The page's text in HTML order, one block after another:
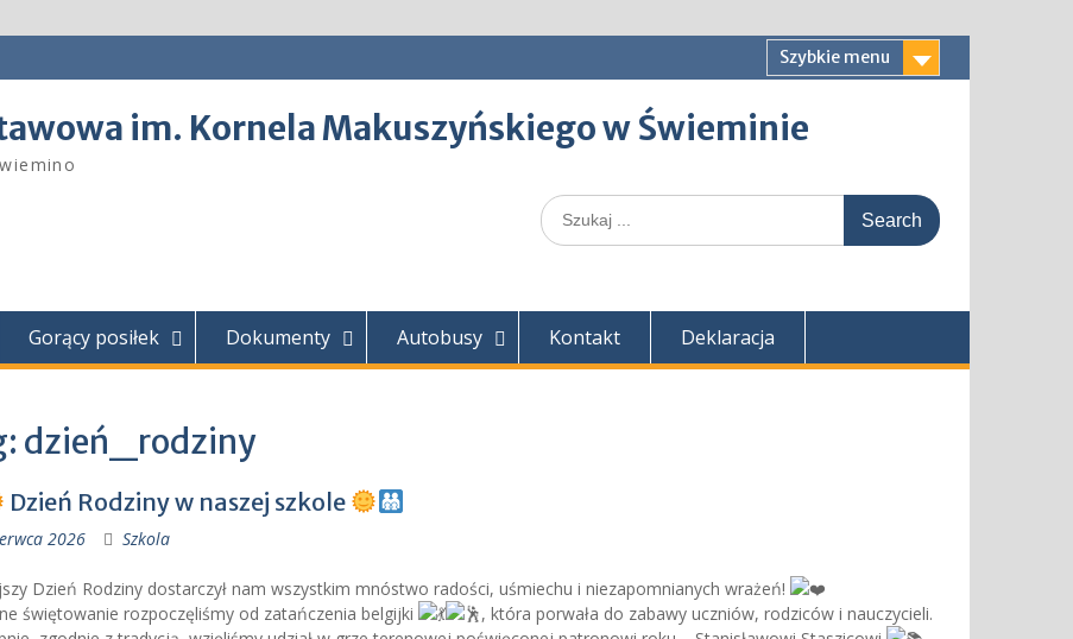
Szybkie menu
im. Kornela Makuszyńskiego w Świeminie
Search
for:
Gorący posiłek Dokumenty Autobusy Kontakt Deklaracja
dzień_rodziny
Dzień Rodziny w naszej szkole
2026 Szkola
Dzień Rodziny dostarczył nam wszystkim mnóstwo radości, uśmiechu i niezapomnianych wrażeń!
świętowanie rozpoczęliśmy od zatańczenia belgijki
, która porwała do zabawy uczniów, rodziców i nauczycieli.